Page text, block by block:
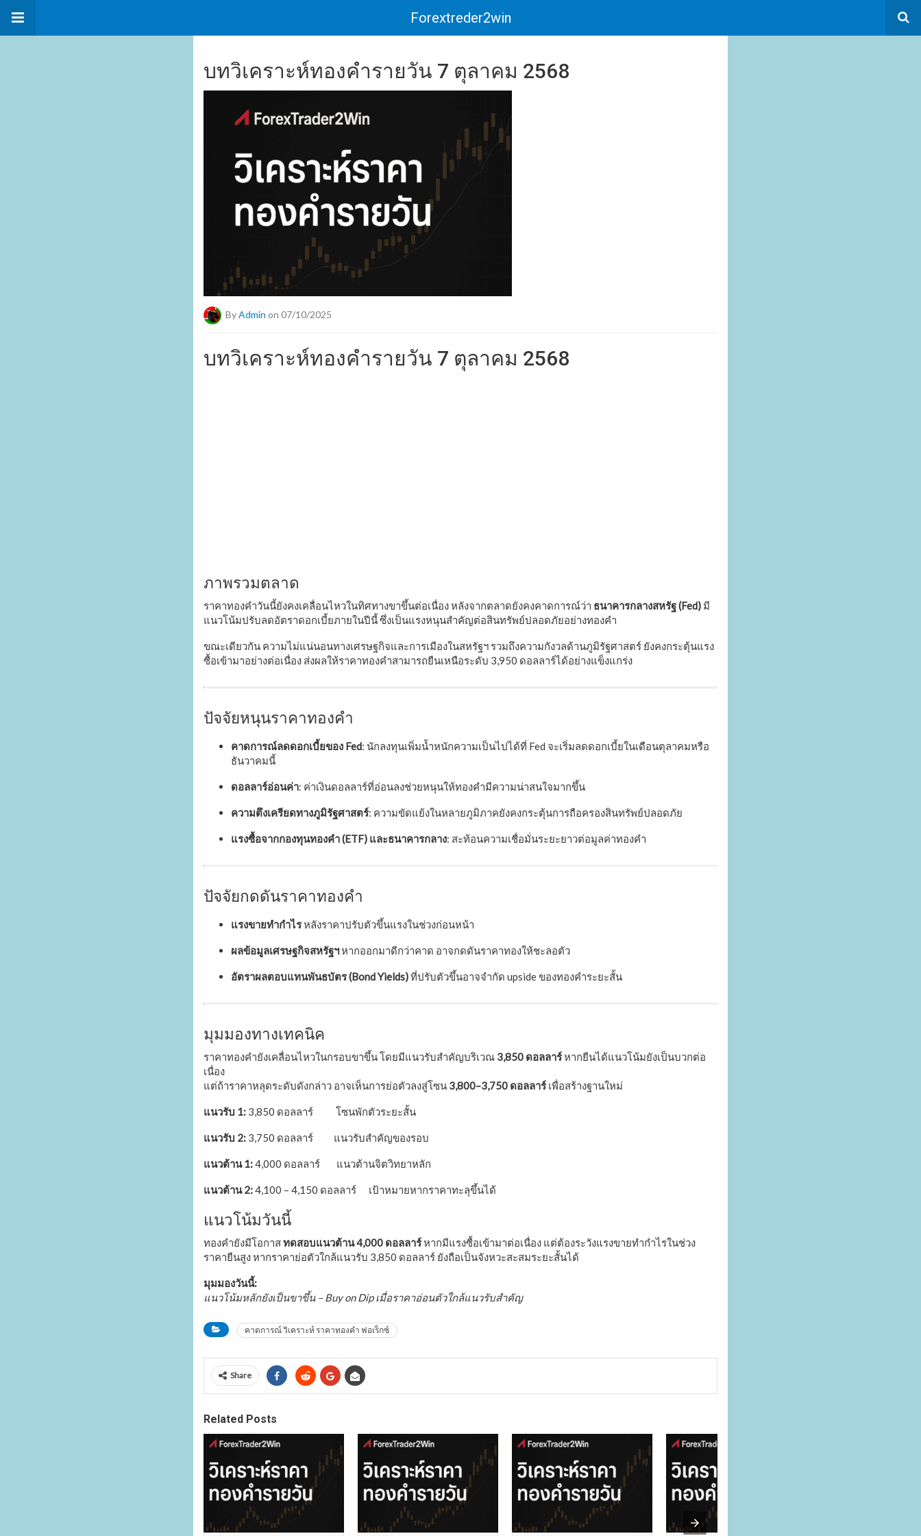
Forextreder2win
บทวิเคราะห์ทองคำรายวัน 7 ตุลาคม 2568
ByAdmin on 07/10/2025
บทวิเคราะห์ทองคำรายวัน 7 ตุลาคม 2568
ภาพรวมตลาด
ราคาทองคำวันนี้ยังคงเคลื่อนไหวในทิศทางขาขึ้นต่อเนื่อง หลังจากตลาดยังคงคาดการณ์ว่า ธนาคารกลางสหรัฐ (Fed) มี
แนวโน้มปรับลดอัตราดอกเบี้ยภายในปีนี้ ซึ่งเป็นแรงหนุนสำคัญต่อสินทรัพย์ปลอดภัยอย่างทองคำ
ขณะเดียวกัน ความไม่แน่นอนทางเศรษฐกิจและการเมืองในสหรัฐฯ รวมถึงความกังวลด้านภูมิรัฐศาสตร์ ยังคงกระตุ้นแรง
ซื้อเข้ามาอย่างต่อเนื่อง ส่งผลให้ราคาทองคำสามารถยืนเหนือระดับ 3,950 ดอลลาร์ได้อย่างแข็งแกร่ง
ปัจจัยหนุนราคาทองคำ
คาดการณ์ลดดอกเบี้ยของ Fed: นักลงทุนเพิ่มน้ำหนักความเป็นไปได้ที่ Fed จะเริ่มลดดอกเบี้ยในเดือนตุลาคมหรือ
ธันวาคมนี้
ดอลลาร์อ่อนค่า: ค่าเงินดอลลาร์ที่อ่อนลงช่วยหนุนให้ทองคำมีความน่าสนใจมากขึ้น
ความตึงเครียดทางภูมิรัฐศาสตร์: ความขัดแย้งในหลายภูมิภาคยังคงกระตุ้นการถือครองสินทรัพย์ปลอดภัย
แรงซื้อจากกองทุนทองคำ (ETF) และธนาคารกลาง: สะท้อนความเชื่อมั่นระยะยาวต่อมูลค่าทองคำ
ปัจจัยกดดันราคาทองคำ
แรงขายทำกำไรหลังราคาปรับตัวขึ้นแรงในช่วงก่อนหน้า
ผลข้อมูลเศรษฐกิจสหรัฐฯหากออกมาดีกว่าคาด อาจกดดันราคาทองให้ชะลอตัว
อัตราผลตอบแทนพันธบัตร (Bond Yields)ที่ปรับตัวขึ้นอาจจำกัด upside ของทองคำระยะสั้น
มุมมองทางเทคนิค
ราคาทองคำยังเคลื่อนไหวในกรอบขาขึ้น โดยมีแนวรับสำคัญบริเวณ 3,850 ดอลลาร์หากยืนได้แนวโน้มยังเป็นบวกต่อ
เนื่อง
แต่ถ้าราคาหลุดระดับดังกล่าว อาจเห็นการย่อตัวลงสู่โซน 3,800–3,750 ดอลลาร์เพื่อสร้างฐานใหม่
แนวรับ 1: 3,850 ดอลลาร์ โซนพักตัวระยะสั้น
แนวรับ 2: 3,750 ดอลลาร์ แนวรับสำคัญของรอบ
แนวต้าน 1:4,000 ดอลลาร์ แนวต้านจิตวิทยาหลัก
แนวต้าน 2:4,100 – 4,150 ดอลลาร์ เป้าหมายหากราคาทะลุขึ้นได้
แนวโน้มวันนี้
ทองคำยังมีโอกาสทดสอบแนวต้าน 4,000 ดอลลาร์หากมีแรงซื้อเข้ามาต่อเนื่อง แต่ต้องระวังแรงขายทำกำไรในช่วง
ราคายืนสูง หากราคาย่อตัวใกล้แนวรับ 3,850 ดอลลาร์ ยังถือเป็นจังหวะสะสมระยะสั้นได้
มุมมองวันนี้:
แนวโน้มหลักยังเป็นขาขึ้น – Buy on Dip เมื่อราคาอ่อนตัวใกล้แนวรับสำคัญ
คาดการณ์ วิเคราะห์ ราคาทองคำ ฟอเร็กซ์
Share
Related Posts